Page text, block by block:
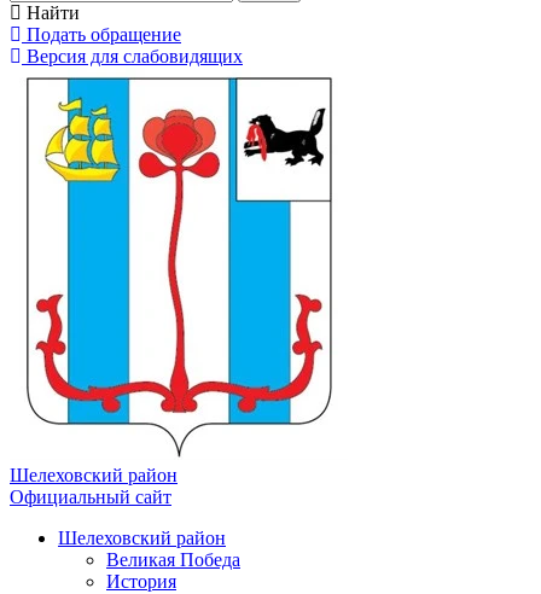
Найти
Подать обращение
Версия для слабовидящих
Шелеховский район
Официальный сайт
Шелеховский район
Великая Победа
История